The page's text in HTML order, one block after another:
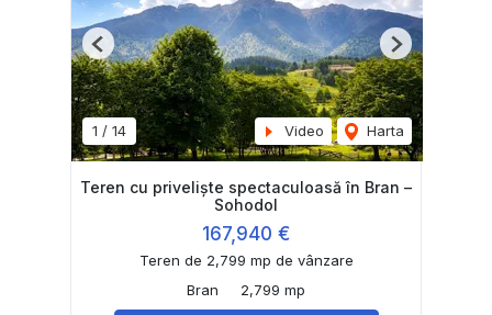
1 / 14 Video Harta
Previous Next
Teren cu priveliște spectaculoasă în Bran –
Sohodol
167,940 €
Teren de 2,799 mp de vânzare
Bran
2,799 mp